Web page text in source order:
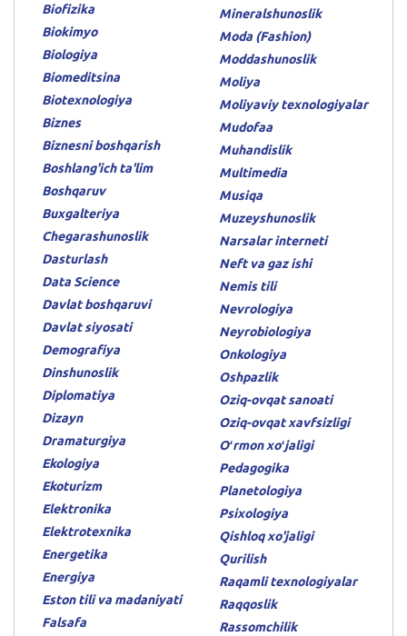
Biofizika
Biokimyo
Biologiya
Biomeditsina
Biotexnologiya
Biznes
Biznesni boshqarish
Boshlang'ich ta'lim
Boshqaruv
Buxgalteriya
Chegarashunoslik
Dasturlash
Data Science
Davlat boshqaruvi
Davlat siyosati
Demografiya
Dinshunoslik
Diplomatiya
Dizayn
Dramaturgiya
Ekologiya
Ekoturizm
Elektronika
Elektrotexnika
Energetika
Energiya
Eston tili va madaniyati
Falsafa
Mineralshunoslik
Moda (Fashion)
Moddashunoslik
Moliya
Moliyaviy texnologiyalar
Mudofaa
Muhandislik
Multimedia
Musiqa
Muzeyshunoslik
Narsalar interneti
Neft va gaz ishi
Nemis tili
Nevrologiya
Neyrobiologiya
Onkologiya
Oshpazlik
Oziq-ovqat sanoati
Oziq-ovqat xavfsizligi
Oʻrmon xoʻjaligi
Pedagogika
Planetologiya
Psixologiya
Qishloq xo'jaligi
Qurilish
Raqamli texnologiyalar
Raqqoslik
Rassomchilik